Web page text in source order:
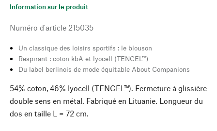
Information sur le produit
Numéro d'article 215035
Un classique des loisirs sportifs : le blouson
Respirant : coton kbA et lyocell (TENCEL™)
Du label berlinois de mode équitable About Companions
54% coton, 46% lyocell (TENCEL™). Fermeture à glissière
double sens en métal. Fabriqué en Lituanie. Longueur du
dos en taille L = 72 cm.